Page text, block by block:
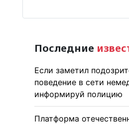
Последние
Если заметил
поведение в сети
информируй полицию
Платформа